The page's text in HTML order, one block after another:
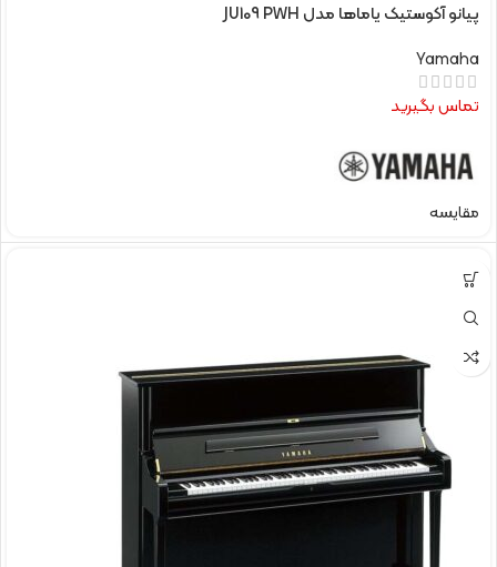
پیانو آکوستیک یاماها مدل JU109 PWH
Yamaha
تماس بگیرید
مقایسه